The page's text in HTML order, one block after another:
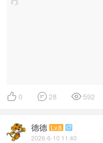
 0  28  592
德德 Lv.8 
2026-6-10 11:40